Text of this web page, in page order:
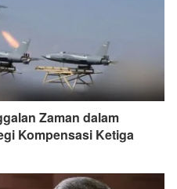
Zaman dalam
Kompensasi Ketiga